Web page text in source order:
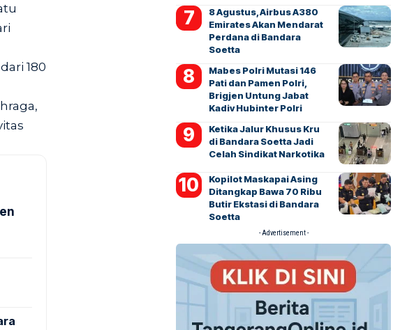
180
8 Agustus, Airbus A380
Emirates Akan Mendarat
Perdana di Bandara
Soetta
Mabes Polri Mutasi 146
Pati dan Pamen Polri,
Brigjen Untung Jabat
Kadiv Hubinter Polri
Ketika Jalur Khusus Kru
di Bandara Soetta Jadi
Celah Sindikat Narkotika
Kopilot Maskapai Asing
Ditangkap Bawa 70 Ribu
Butir Ekstasi di Bandara
Soetta
- Advertisement -